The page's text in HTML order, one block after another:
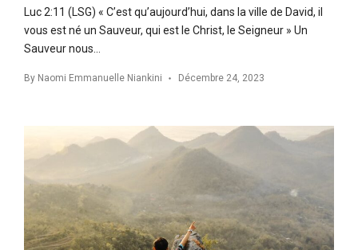
Luc 2:11 (LSG) « C’est qu’aujourd’hui, dans la ville de David, il
vous est né un Sauveur, qui est le Christ, le Seigneur » Un
Sauveur nous…
By Naomi Emmanuelle Niankini Décembre 24, 2023